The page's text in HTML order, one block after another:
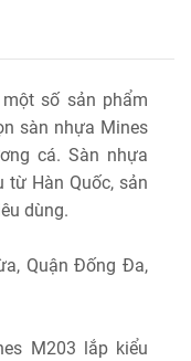
số sản phẩm
sàn nhựa Mines
cá. Sàn nhựa
từ Hàn Quốc, sản
dùng.
Quận Đống Đa,
M203 lắp kiểu